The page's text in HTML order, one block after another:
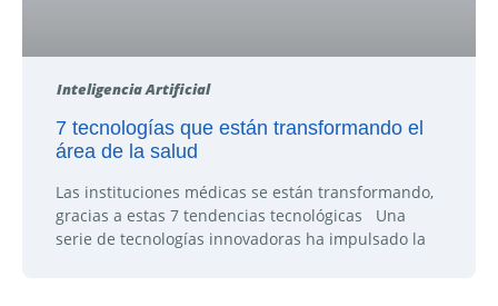
Inteligencia Artificial
7 tecnologías que están transformando el
área de la salud
Las instituciones médicas se están transformando,
gracias a estas 7 tendencias tecnológicas Una
serie de tecnologías innovadoras ha impulsado la